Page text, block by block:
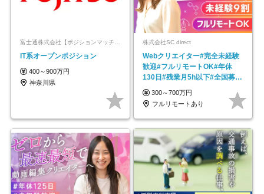
富士通株式会社【ポジションマッチ登録】
IT系オープンポジション
400～900万円
神奈川県
株式会社SC direct
Webクリエイター#完全未経験
歓迎#フルリモートOK#年休
130日#残業月5h以下#全国募集
#最大1年の研修
300～700万円
フルリモートあり